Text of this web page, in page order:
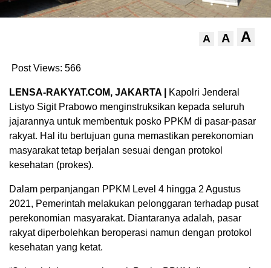
A A A
Post Views: 566
LENSA-RAKYAT.COM, JAKARTA |
Kapolri Jenderal
Listyo Sigit Prabowo menginstruksikan kepada seluruh
jajarannya untuk membentuk posko PPKM di pasar-pasar
rakyat. Hal itu bertujuan guna memastikan perekonomian
masyarakat tetap berjalan sesuai dengan protokol
kesehatan (prokes).
Dalam perpanjangan PPKM Level 4 hingga 2 Agustus
2021, Pemerintah melakukan pelonggaran terhadap pusat
perekonomian masyarakat. Diantaranya adalah, pasar
rakyat diperbolehkan beroperasi namun dengan protokol
kesehatan yang ketat.